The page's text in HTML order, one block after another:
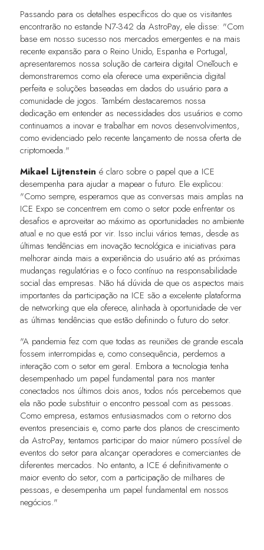
Passando para os detalhes específicos do que os visitantes
encontrarão no estande N7-342 da AstroPay, ele disse: "Com
base em nosso sucesso nos mercados emergentes e na mais
recente expansão para o Reino Unido, Espanha e Portugal,
apresentaremos nossa solução de carteira digital OneTouch e
demonstraremos como ela oferece uma experiência digital
perfeita e soluções baseadas em dados do usuário para a
comunidade de jogos. Também destacaremos nossa
dedicação em entender as necessidades dos usuários e como
continuamos a inovar e trabalhar em novos desenvolvimentos,
como evidenciado pelo recente lançamento de nossa oferta de
criptomoeda."
Mikael Lijtenstein é claro sobre o papel que a ICE
desempenha para ajudar a mapear o futuro. Ele explicou:
"Como sempre, esperamos que as conversas mais amplas na
ICE Expo se concentrem em como o setor pode enfrentar os
desafios e aproveitar ao máximo as oportunidades no ambiente
atual e no que está por vir. Isso inclui vários temas, desde as
últimas tendências em inovação tecnológica e iniciativas para
melhorar ainda mais a experiência do usuário até as próximas
mudanças regulatórias e o foco contínuo na responsabilidade
social das empresas. Não há dúvida de que os aspectos mais
importantes da participação na ICE são a excelente plataforma
de networking que ela oferece, alinhada à oportunidade de ver
as últimas tendências que estão definindo o futuro do setor.
"A pandemia fez com que todas as reuniões de grande escala
fossem interrompidas e, como consequência, perdemos a
interação com o setor em geral. Embora a tecnologia tenha
desempenhado um papel fundamental para nos manter
conectados nos últimos dois anos, todos nós percebemos que
ela não pode substituir o encontro pessoal com as pessoas.
Como empresa, estamos entusiasmados com o retorno dos
eventos presenciais e, como parte dos planos de crescimento
da AstroPay, tentamos participar do maior número possível de
eventos do setor para alcançar operadores e comerciantes de
diferentes mercados. No entanto, a ICE é definitivamente o
maior evento do setor, com a participação de milhares de
pessoas, e desempenha um papel fundamental em nossos
negócios."